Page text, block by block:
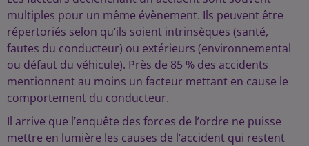
multiples pour un même évènement. Ils peuvent être
répertoriés selon qu’ils soient intrinsèques (santé,
fautes du conducteur) ou extérieurs (environnemental
ou défaut du véhicule). Près de 85 % des accidents
mentionnent au moins un facteur mettant en cause le
comportement du conducteur.
Il arrive que l’enquête des forces de l’ordre ne puisse
mettre en lumière les causes de l’accident qui restent